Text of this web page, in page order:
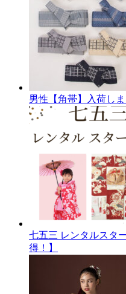
男性【角帯】入荷し
七五三 レンタルスタ
得！】